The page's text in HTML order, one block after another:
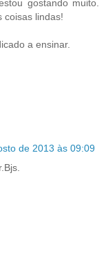
gostando muito.
coisas lindas!
a ensinar.
de 2013 às 09:09